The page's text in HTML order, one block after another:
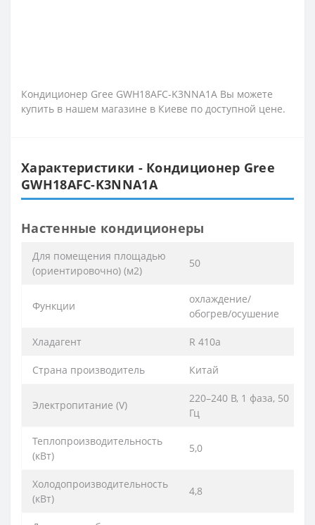
Кондиционер Gree GWH18AFC-K3NNA1A Вы можете
купить в нашем магазине в Киеве по доступной цене.
Характеристики - Кондиционер Gree
GWH18AFC-K3NNA1A
Настенные кондиционеры
Для помещения площадью
(ориентировочно) (м2)
50
Функции
охлаждение/
обогрев/осушение
Хладагент R 410a
Страна производитель Китай
Электропитание (V)
220–240 B, 1 фаза, 50
Гц
Теплопроизводительность
(кВт)
5,0
Холодопроизводительность
(кВт)
4,8